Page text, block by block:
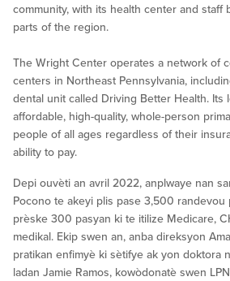
community, with its health center and staff
parts of the region.
The Wright Center operates a network of
centers in Northeast Pennsylvania,
dental unit called Driving Better Health. Its
affordable, high-quality, whole-person
people of all ages regardless of their
ability to pay.
Depi ouvèti an avril 2022, anplwaye nan
Pocono te akeyi plis pase 3,500 randevou
prèske 300 pasyan ki te itilize Medicare,
medikal. Ekip swen an, anba direksyon
pratikan enfimyè ki sètifye ak yon doktora
ladan Jamie Ramos, kowòdonatè swen